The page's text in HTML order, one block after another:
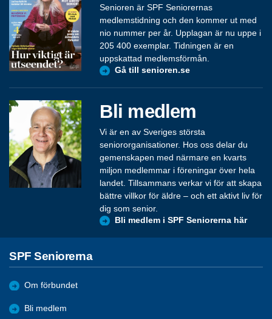
Senioren är SPF Seniorernas
medlemstidning och den kommer ut med
nio nummer per år. Upplagan är nu uppe i
205 400 exemplar. Tidningen är en
uppskattad medlemsförmån.
Gå till senioren.se
Bli medlem
Vi är en av Sveriges största
seniororganisationer. Hos oss delar du
gemenskapen med närmare en kvarts
miljon medlemmar i föreningar över hela
landet. Tillsammans verkar vi för att skapa
bättre villkor för äldre – och ett aktivt liv för
dig som senior.
Bli medlem i SPF Seniorerna här
SPF Seniorerna
Om förbundet
Bli medlem